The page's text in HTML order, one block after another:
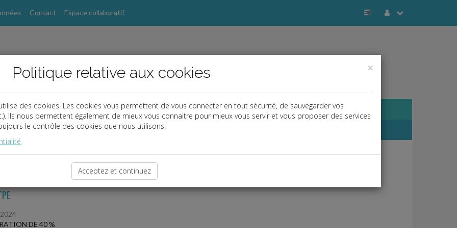
×
Politique relative aux cookies
des cookies. Les cookies vous permettent de vous connecter en tout sécurité, de sauvegarder vos
Ils nous permettent également de mieux vous connaitre pour mieux vous servir et vous proposer des services
le contrôle des cookies que nous utilisons.
Acceptez et continuez
Contact Espace collaboratif
des dernières dépêches
DE 40 %